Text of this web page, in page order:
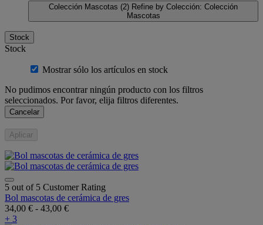
Colección Mascotas (2) Refine by Colección: Colección
Mascotas
Stock
Stock
Mostrar sólo los artículos en stock
No pudimos encontrar ningún producto con los filtros
seleccionados. Por favor, elija filtros diferentes.
Cancelar
Aplicar
5 out of 5 Customer Rating
Bol mascotas de cerámica de gres
34,00 € - 43,00 €
+ 3